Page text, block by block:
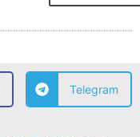
Telegram